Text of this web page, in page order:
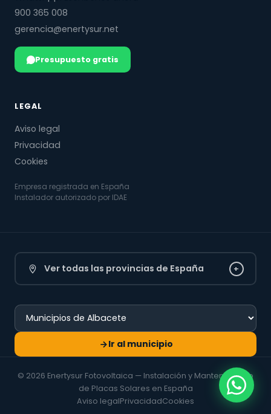
900 365 008
gerencia@enertysur.net
Presupuesto gratis
LEGAL
Aviso legal
Privacidad
Cookies
Empresa registrada en España
Instalador autorizado por IDAE
Ver todas las provincias de España +
Ir al municipio
© 2026 Enertysur Fotovoltaica — Instalación y Mantenimiento
de Placas Solares en España
Aviso legalPrivacidadCookies